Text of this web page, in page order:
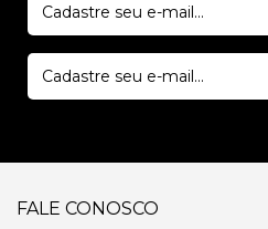
FALE CONOSCO